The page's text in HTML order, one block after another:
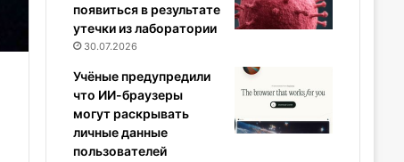
появиться в результате
утечки из лаборатории
30.07.2026
Учёные предупредили
что ИИ-браузеры
могут раскрывать
личные данные
пользователей